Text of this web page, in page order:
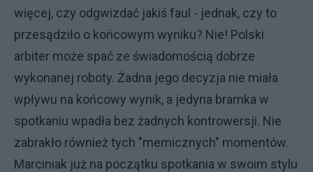
więcej, czy odgwizdać jakiś faul - jednak, czy to
przesądziło o końcowym wyniku? Nie! Polski
arbiter może spać ze świadomością dobrze
wykonanej roboty. Żadna jego decyzja nie miała
wpływu na końcowy wynik, a jedyna bramka w
spotkaniu wpadła bez żadnych kontrowersji. Nie
zabrakło również tych "memicznych" momentów.
Marciniak już na początku spotkania w swoim stylu